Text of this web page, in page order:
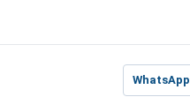
WhatsApp